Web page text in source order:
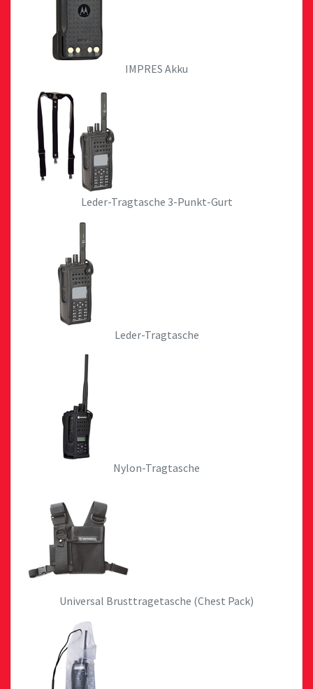
IMPRES Akku
Leder-Tragtasche 3-Punkt-Gurt
Leder-Tragtasche
Nylon-Tragtasche
Universal Brusttragetasche (Chest Pack)